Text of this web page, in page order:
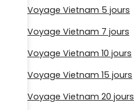
Voyage Vietnam 5 jours
Voyage Vietnam 7 jours
Voyage Vietnam 10 jours
Voyage Vietnam 15 jours
Voyage Vietnam 20 jours